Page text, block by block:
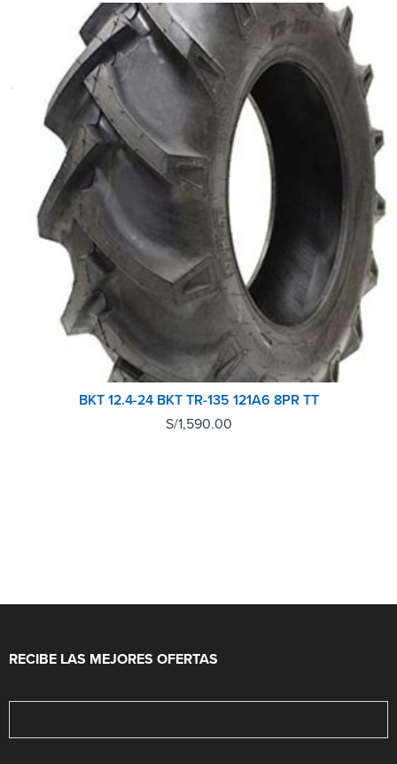
BKT 12.4-24 BKT TR-135 121A6 8PR TT
S/1,590.00
RECIBE LAS MEJORES OFERTAS